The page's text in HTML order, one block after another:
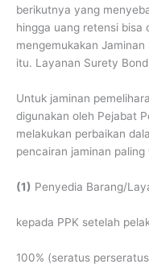
berikutnya yang
hingga uang retensi bisa
mengemukakan
itu. Layanan Surety
Untuk jaminan
digunakan oleh Pejabat
melakukan perbaikan
pencairan jaminan
(1) Penyedia Barang/
kepada PPK setelah
100% (seratus